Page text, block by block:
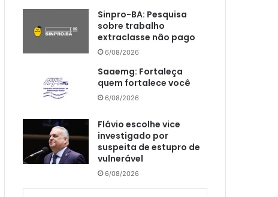
Sinpro-BA: Pesquisa
sobre trabalho
extraclasse não pago
6/08/2026
Saaemg: Fortaleça
quem fortalece você
6/08/2026
Flávio escolhe vice
investigado por
suspeita de estupro de
vulnerável
6/08/2026